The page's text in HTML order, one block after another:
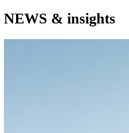
NEWS & insights